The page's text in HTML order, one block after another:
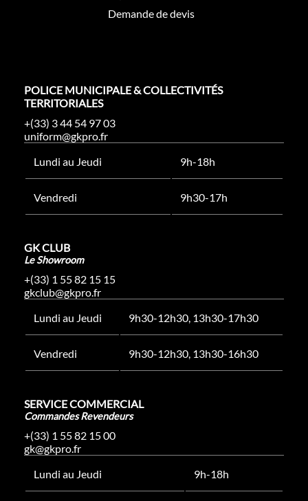
Demande de devis
POLICE MUNICIPALE & COLLECTIVITÉS
TERRITORIALES
+(33) 3 44 54 97 03
uniform@gkpro.fr
Lundi au Jeudi
9h-18h
Vendredi 9h30-17h
GK CLUB
Le Showroom
+(33) 1 55 82 15 15
gkclub@gkpro.fr
Lundi au Jeudi
9h30-12h30, 13h30-17h30
Vendredi 9h30-12h30, 13h30-16h30
SERVICE COMMERCIAL
Commandes Revendeurs
+(33) 1 55 82 15 00
gk@gkpro.fr
Lundi au Jeudi
9h-18h